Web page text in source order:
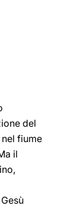
del
fiume
il